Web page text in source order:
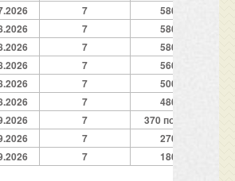
7
580
7
580
7
580
7
560
7
500
7
480
7
370 полно
7
270
7 180